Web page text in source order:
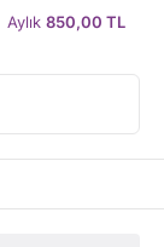
Aylık 850,00 TL